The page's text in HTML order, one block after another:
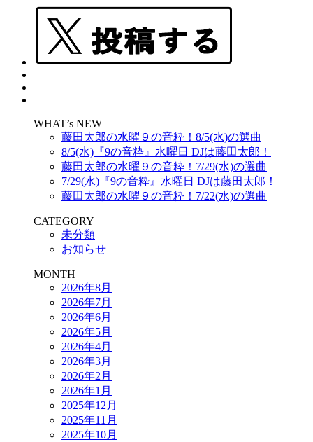
WHAT’s NEW
藤田太郎の水曜９の音粋！8/5(水)の選曲
8/5(水)『9の音粋』水曜日 DJは藤田太郎！
藤田太郎の水曜９の音粋！7/29(水)の選曲
7/29(水)『9の音粋』水曜日 DJは藤田太郎！
藤田太郎の水曜９の音粋！7/22(水)の選曲
CATEGORY
未分類
お知らせ
MONTH
2026年8月
2026年7月
2026年6月
2026年5月
2026年4月
2026年3月
2026年2月
2026年1月
2025年12月
2025年11月
2025年10月